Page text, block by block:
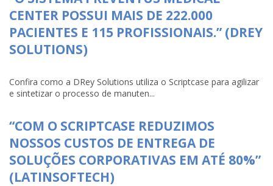
CENTER POSSUI MAIS DE 222.000
PACIENTES E 115 PROFISSIONAIS.” (DREY
SOLUTIONS)
Confira como a DRey Solutions utiliza o Scriptcase para agilizar
e sintetizar o processo de manuten...
“COM O SCRIPTCASE REDUZIMOS
NOSSOS CUSTOS DE ENTREGA DE
SOLUÇÕES CORPORATIVAS EM ATÉ 80%”
(LATINSOFTECH)